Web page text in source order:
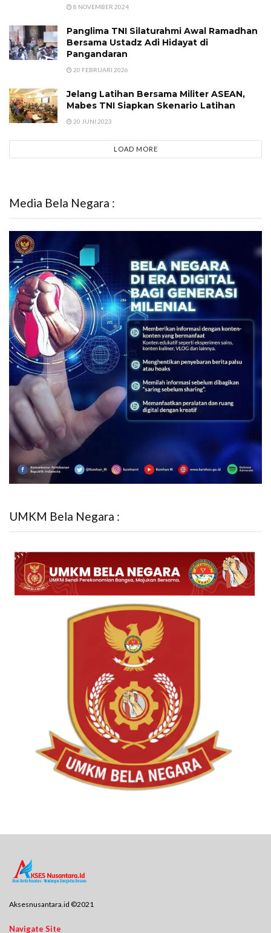
8 NOVEMBER 2024
Panglima TNI Silaturahmi Awal Ramadhan
Bersama Ustadz Adi Hidayat di
Pangandaran
20 FEBRUARI 2026
Jelang Latihan Bersama Militer ASEAN,
Mabes TNI Siapkan Skenario Latihan
20 JUNI 2023
LOAD MORE
Media Bela Negara :
UMKM Bela Negara :
Aksesnusantara.id ©2021
Navigate Site